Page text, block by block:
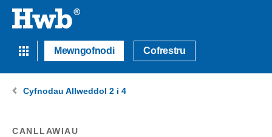
Mewngofnodi Cofrestru
Cyfnodau Allweddol 2 i 4
CANLLAWIAU